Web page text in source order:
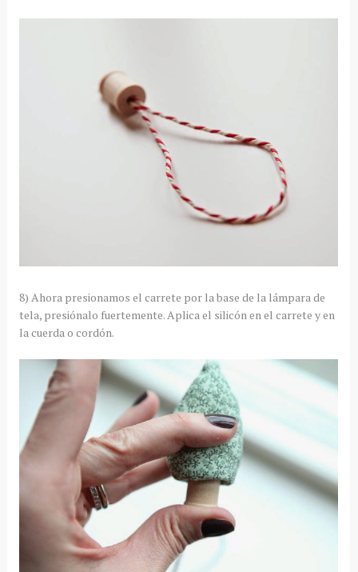
8) Ahora presionamos el carrete por la base de la lámpara de
tela, presiónalo fuertemente. Aplica el silicón en el carrete y en
la cuerda o cordón.